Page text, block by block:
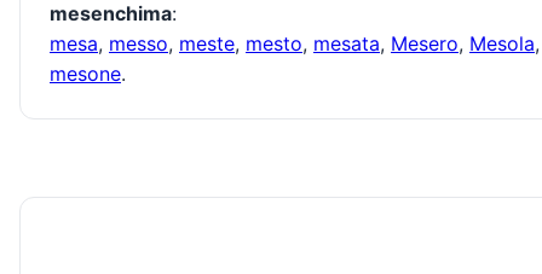
mesenchima:
mesa, messo, meste, mesto, mesata, Mesero, Mesola,
mesone.